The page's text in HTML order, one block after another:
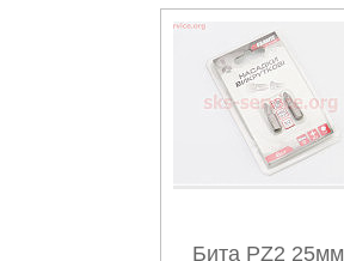
Бита PZ2 25мм